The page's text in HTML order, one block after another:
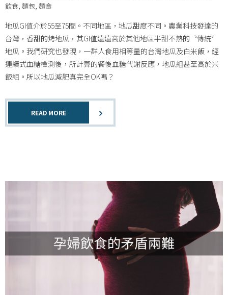
飲食, 麵包, 麵食
地瓜GI值介於55至75間。不同地區，地瓜甜度不同。農業科技發達的
台灣，香甜的烤地瓜，其GI值遠遠高於其他地區半甜不熟的〝傳統〞
地瓜。我們研究也發現，一群人食用相等量的台灣地瓜及白米飯，經
連續式血糖檢測後，所計算的餐後血糖代謝反應，地瓜組甚至高於米
飯組。所以地瓜減肥真完全OK嗎？
READ MORE